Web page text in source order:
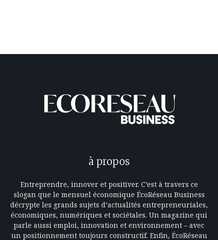
à propos
Entreprendre, innover et positiver. C’est à travers ce
slogan que le mensuel économique ÉcoRéseau Business
décrypte les grands sujets d’actualités entrepreneuriales,
économiques, numériques et sociétales. Un magazine qui
parle aussi emploi, innovation et environnement – avec
un positionnement toujours constructif. Enfin, ÉcoRéseau